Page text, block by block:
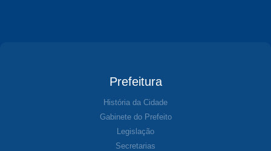
Prefeitura
História da Cidade
Gabinete do Prefeito
Legislação
Secretarias